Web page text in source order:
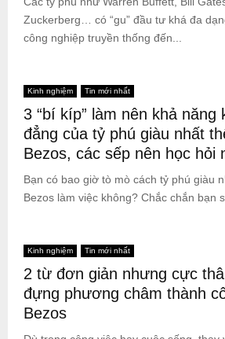
Zuckerberg… có “gu” đầu tư khá đa
công nghiệp truyền thống đến...
Kinh nghiệm Tin mới nhất
3 “bí kíp” làm nên khả năng
đẳng của tỷ phú giàu nhất
Bezos, các sếp nên học hỏi
Bạn có bao giờ tò mò cách tỷ phú giàu
Bezos làm việc không? Chắc chắn bạn
Kinh nghiệm Tin mới nhất
2 từ đơn giản nhưng cực
đựng phương châm thành
Bezos